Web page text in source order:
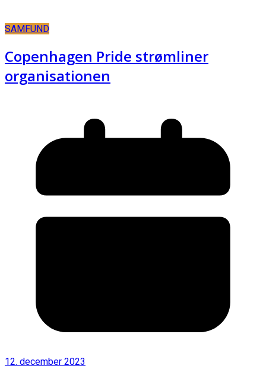
SAMFUND
Copenhagen Pride strømliner
organisationen
12. december 2023